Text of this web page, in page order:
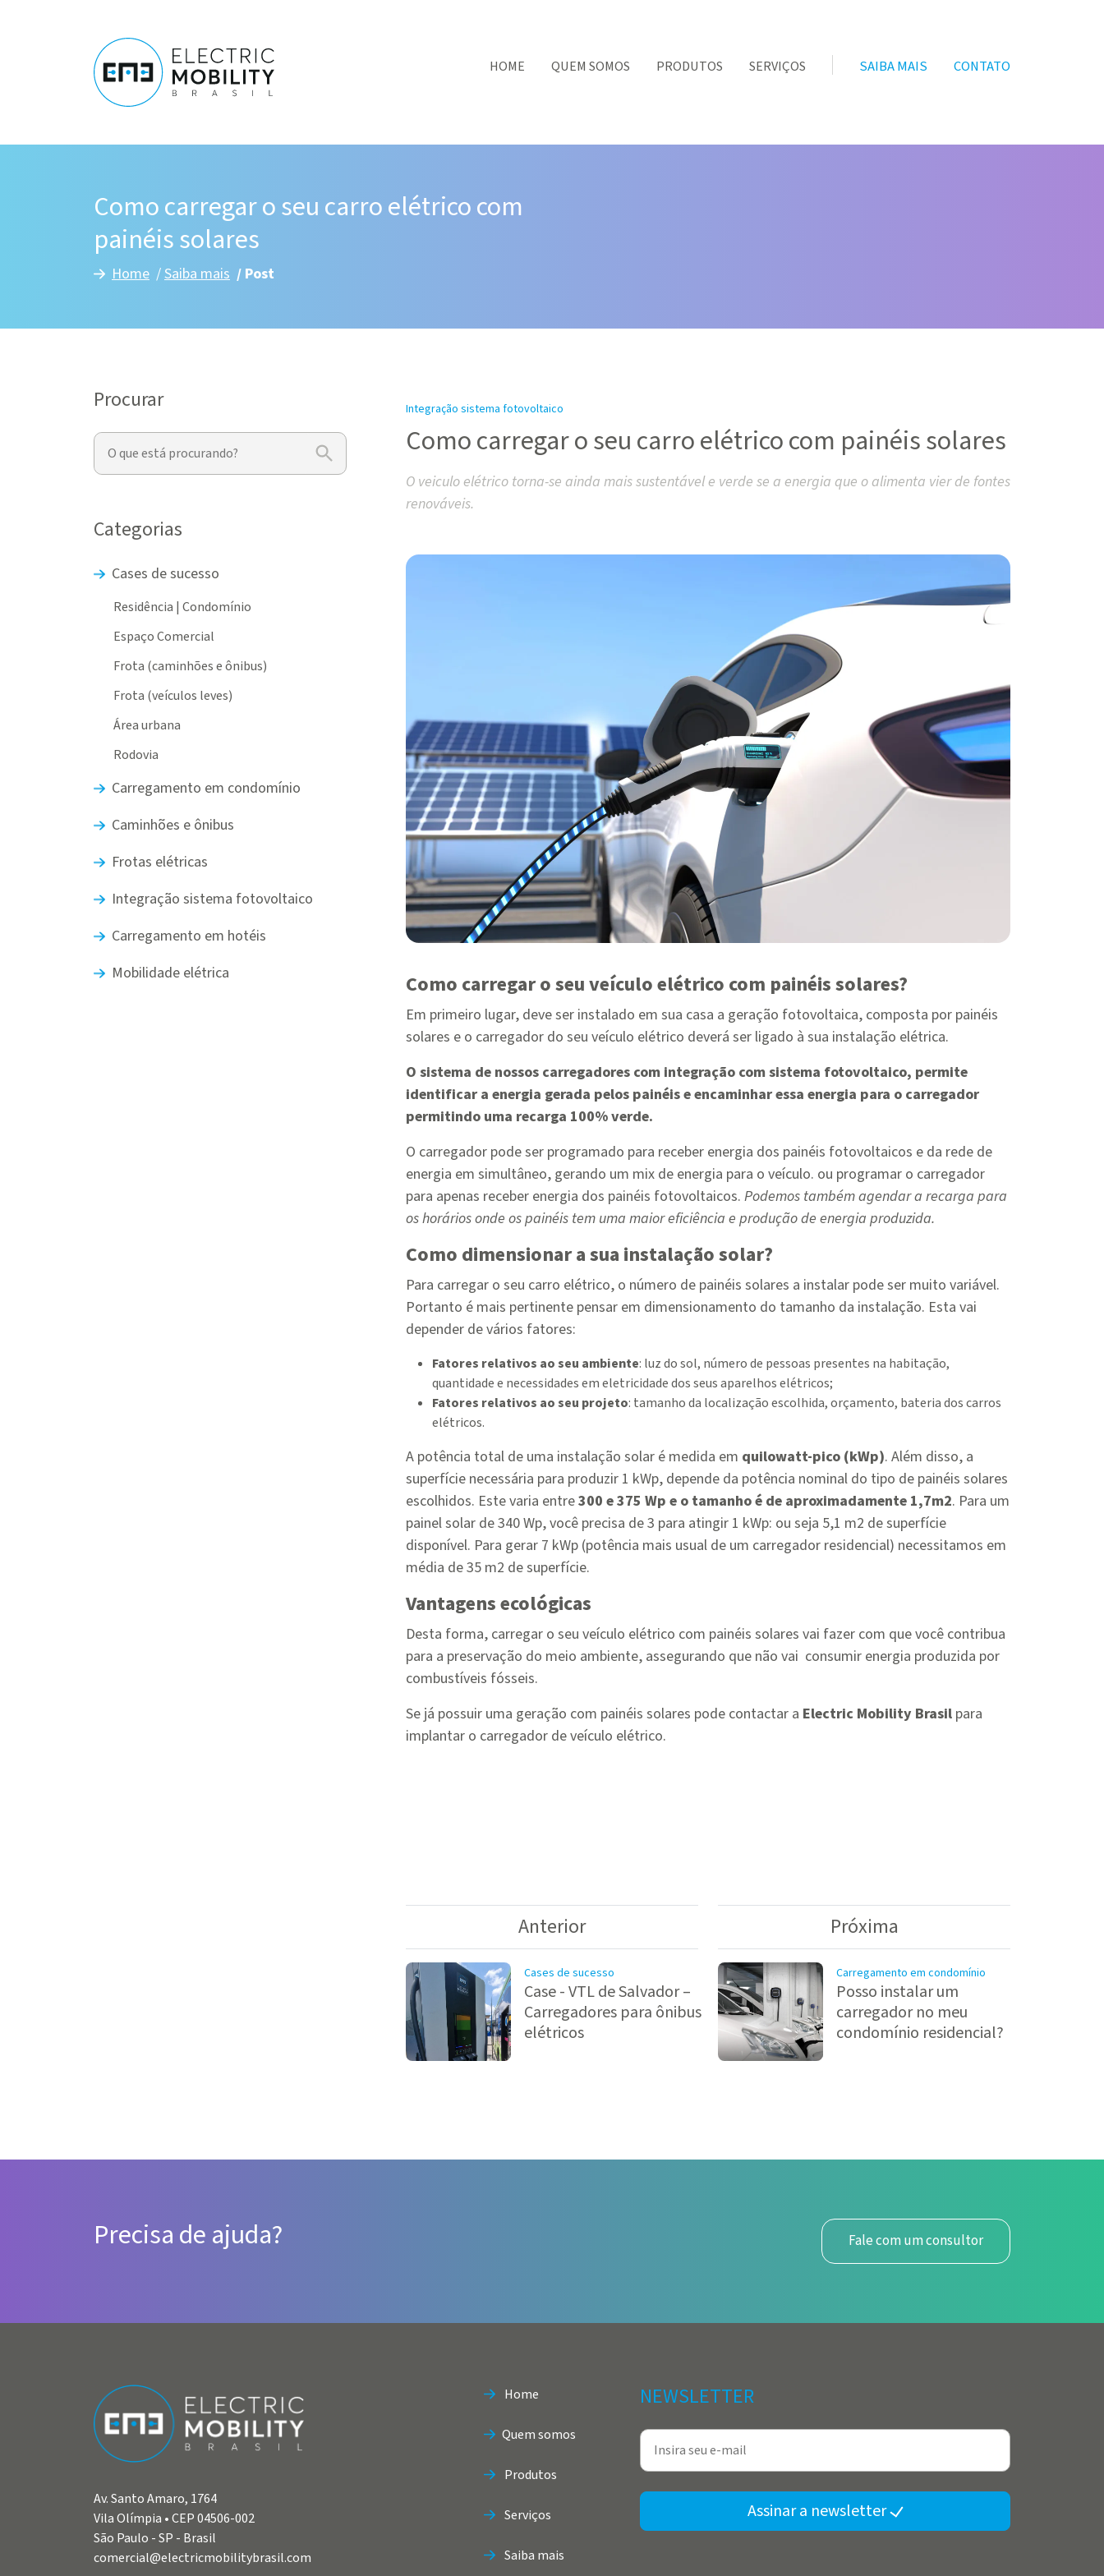
HOME QUEM SOMOS PRODUTOS SERVIÇOS SAIBA MAIS CONTATO
Como carregar o seu carro elétrico com
painéis solares
Home /Saiba mais / Post
Procurar
Categorias
Cases de sucesso
Residência | Condomínio
Espaço Comercial
Frota (caminhões e ônibus)
Frota (veículos leves)
Área urbana
Rodovia
Carregamento em condomínio
Caminhões e ônibus
Frotas elétricas
Integração sistema fotovoltaico
Carregamento em hotéis
Mobilidade elétrica
Integração sistema fotovoltaico
Como carregar o seu carro elétrico com painéis solares
O veiculo elétrico torna-se ainda mais sustentável e verde se a energia que o alimenta vier de fontes
renováveis.
Como carregar o seu veículo elétrico com painéis solares?
Em primeiro lugar, deve ser instalado em sua casa a geração fotovoltaica, composta por painéis
solares e o carregador do seu veículo elétrico deverá ser ligado à sua instalação elétrica.
O sistema de nossos carregadores com integração com sistema fotovoltaico, permite
identificar a energia gerada pelos painéis e encaminhar essa energia para o carregador
permitindo uma recarga 100% verde.
O carregador pode ser programado para receber energia dos painéis fotovoltaicos e da rede de
energia em simultâneo, gerando um mix de energia para o veículo. ou programar o carregador
para apenas receber energia dos painéis fotovoltaicos. Podemos também agendar a recarga para
os horários onde os painéis tem uma maior eficiência e produção de energia produzida.
Como dimensionar a sua instalação solar?
Para carregar o seu carro elétrico, o número de painéis solares a instalar pode ser muito variável.
Portanto é mais pertinente pensar em dimensionamento do tamanho da instalação. Esta vai
depender de vários fatores:
Fatores relativos ao seu ambiente: luz do sol, número de pessoas presentes na habitação,
quantidade e necessidades em eletricidade dos seus aparelhos elétricos;
Fatores relativos ao seu projeto: tamanho da localização escolhida, orçamento, bateria dos carros
elétricos.
A potência total de uma instalação solar é medida em quilowatt-pico (kWp). Além disso, a
superfície necessária para produzir 1 kWp, depende da potência nominal do tipo de painéis solares
escolhidos. Este varia entre300 e 375 Wp e o tamanho é de aproximadamente 1,7m2. Para um
painel solar de 340 Wp, você precisa de 3 para atingir 1 kWp: ou seja 5,1 m2 de superfície
disponível. Para gerar 7 kWp (potência mais usual de um carregador residencial) necessitamos em
média de 35 m2 de superfície.
Vantagens ecológicas
Desta forma, carregar o seu veículo elétrico com painéis solares vai fazer com que você contribua
para a preservação do meio ambiente, assegurando que não vai consumir energia produzida por
combustíveis fósseis.
Se já possuir uma geração com painéis solares pode contactar a Electric Mobility Brasil para
implantar o carregador de veículo elétrico.
Anterior Próxima
Cases de sucesso
Case - VTL de Salvador –
Carregadores para ônibus
elétricos
Carregamento em condomínio
Posso instalar um
carregador no meu
condomínio residencial?
Precisa de ajuda? Fale com um consultor
Av. Santo Amaro, 1764
Vila Olímpia • CEP 04506-002
São Paulo - SP - Brasil
comercial@electricmobilitybrasil.com
Home
Quem somos
Produtos
Serviços
Saiba mais
NEWSLETTER
Assinar a newsletter